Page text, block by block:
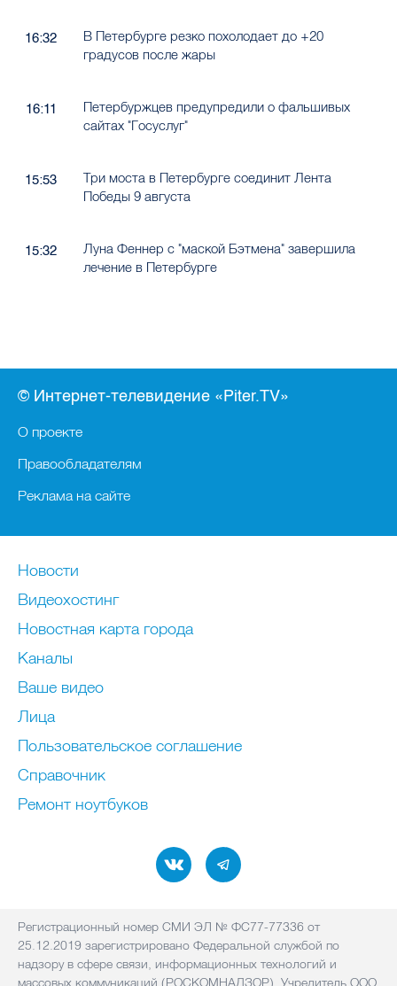
16:32
В Петербурге резко похолодает до +20
градусов после жары
16:11
Петербуржцев предупредили о фальшивых
сайтах "Госуслуг"
15:53
Три моста в Петербурге соединит Лента
Победы 9 августа
15:32
Луна Феннер с "маской Бэтмена" завершила
лечение в Петербурге
© Интернет-телевидение «Piter.TV»
О проекте
Правообладателям
Реклама на сайте
Новости
Видеохостинг
Новостная карта города
Каналы
Ваше видео
Лица
Пользовательское соглашение
Справочник
Ремонт нoутбуков
Регистрационный номер СМИ ЭЛ № ФС77-77336 от
25.12.2019 зарегистрировано Федеральной службой по
надзору в сфере связи, информационных технологий и
массовых коммуникаций (РОСКОМНАДЗОР). Учредитель ООО